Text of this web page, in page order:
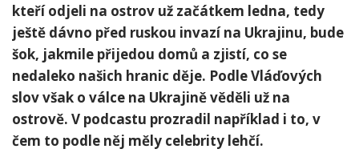
kteří odjeli na ostrov už začátkem ledna, tedy
ještě dávno před ruskou invazí na Ukrajinu, bude
šok, jakmile přijedou domů a zjistí, co se
nedaleko našich hranic děje. Podle Vláďových
slov však o válce na Ukrajině věděli už na
ostrově. V podcastu prozradil například i to, v
čem to podle něj měly celebrity lehčí.